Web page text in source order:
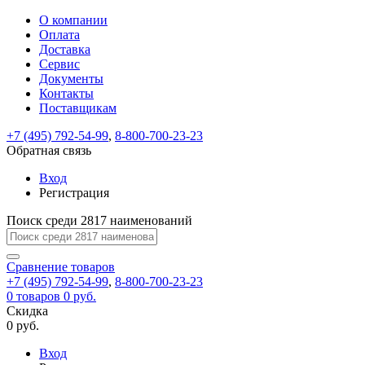
ВходРегистрация
Только
test@example.com
отправлена
по
ней
для
регистрации.
Ок
Только
Запомнить
меня
Забыли
Восстановление
пароля
Заполните
форму.
Мы
отправим
ссылку
на
указанный
электронный
адрес,
перейдя
по
которой
вы
новый
На
вашу
test@test.ru
отправлена
ссылка.
Перейдите
по
для
смены
пароля.
Введите
новый
пароль
Сменить
Пароль
успешно
Войти
Обратная
связь
Сообщение
пользовательского
соглашения
Ваше
сообщение
успешно
О компании
Оплата
Доставка
Сервис
Документы
Контакты
Поставщикам
+7 (495) 792-54-99, 8-800-700-23-23
Обратная связь
Вход
Регистрация
Поиск среди 2817 наименований
Сравнение товаров
+7 (495) 792-54-99, 8-800-700-23-23
0 товаров 0 руб.
Скидка
0 руб.
Вход